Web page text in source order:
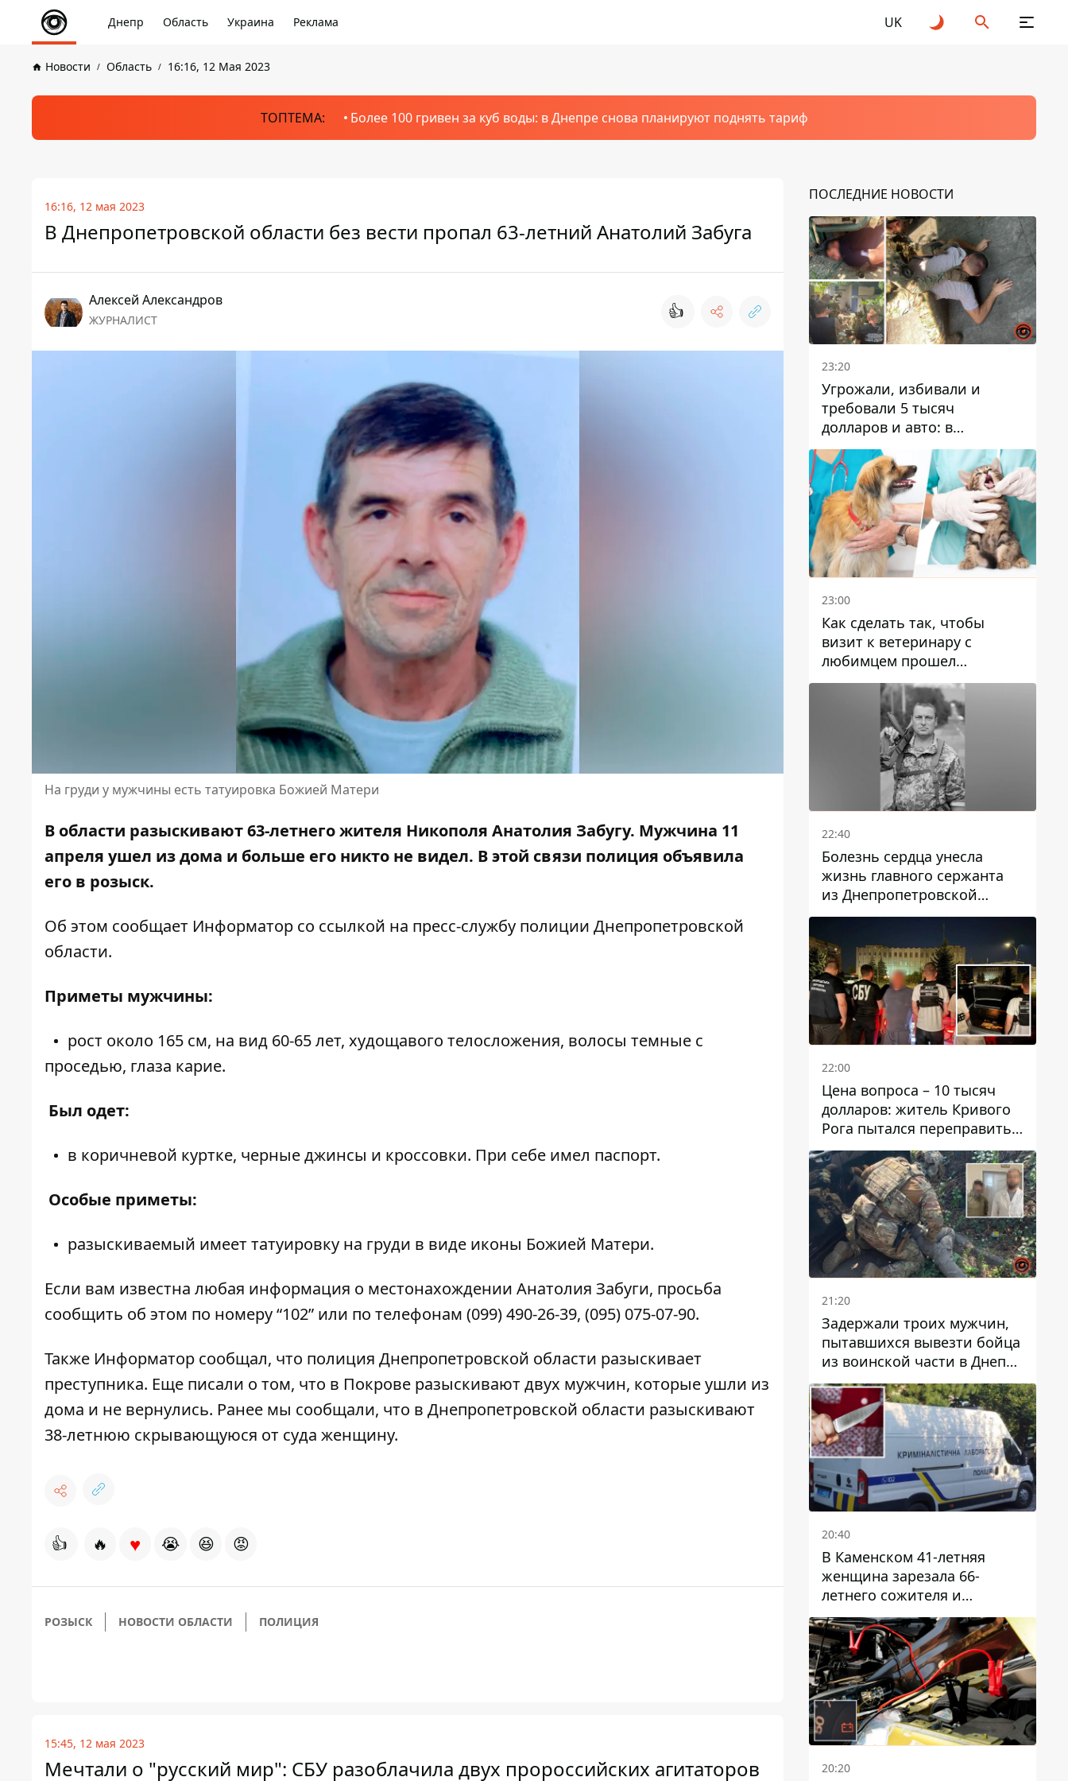
Днепр Область Украина Реклама UK
Новости Область 16:16, 12 Мая 2023
ТОПТЕМА: Более 100 гривен за куб воды: в Днепре снова планируют поднять тариф
16:16, 12 мая 2023
В Днепропетровской области без вести пропал 63-летний Анатолий Забуга
Алексей Александров
ЖУРНАЛИСТ 👍
На груди у мужчины есть татуировка Божией Матери
В области разыскивают 63-летнего жителя Никополя Анатолия Забугу. Мужчина 11
апреля ушел из дома и больше его никто не видел. В этой связи полиция объявила
его в розыск.
Об этом сообщает Информатор со ссылкой на пресс-службу полиции Днепропетровской
области.
Приметы мужчины:
рост около 165 см, на вид 60-65 лет, худощавого телосложения, волосы темные с
проседью, глаза карие.
Был одет:
в коричневой куртке, черные джинсы и кроссовки. При себе имел паспорт.
Особые приметы:
разыскиваемый имеет татуировку на груди в виде иконы Божией Матери.
Если вам известна любая информация о местонахождении Анатолия Забуги, просьба
сообщить об этом по номеру “102” или по телефонам (099) 490-26-39, (095) 075-07-90.
Также Информатор сообщал, что полиция Днепропетровской области разыскивает
преступника. Еще писали о том, что в Покрове разыскивают двух мужчин, которые ушли из
дома и не вернулись. Ранее мы сообщали, что в Днепропетровской области разыскивают
38-летнюю скрывающуюся от суда женщину.
👍 🔥 ♥ 😭 😆 😡
РОЗЫСК НОВОСТИ ОБЛАСТИ ПОЛИЦИЯ
15:45, 12 мая 2023
Мечтали о "русский мир": СБУ разоблачила двух пророссийских агитаторов
ПОСЛЕДНИЕ НОВОСТИ
23:20
Угрожали, избивали и
требовали 5 тысяч
долларов и авто: в
Павлограде задержали двух
мужчин
23:00
Как сделать так, чтобы
визит к ветеринару с
любимцем прошел
спокойно: простые советы
22:40
Болезнь сердца унесла
жизнь главного сержанта
из Днепропетровской
области Юрия Свистуна
22:00
Цена вопроса – 10 тысяч
долларов: житель Кривого
Рога пытался переправить
мужчину в Словакию
21:20
Задержали троих мужчин,
пытавшихся вывезти бойца
из воинской части в Днепр
за 7 тысяч долларов: среди
них был врач
20:40
В Каменском 41-летняя
женщина зарезала 66-
летнего сожителя и
пыталась обмануть
полицейских
20:20